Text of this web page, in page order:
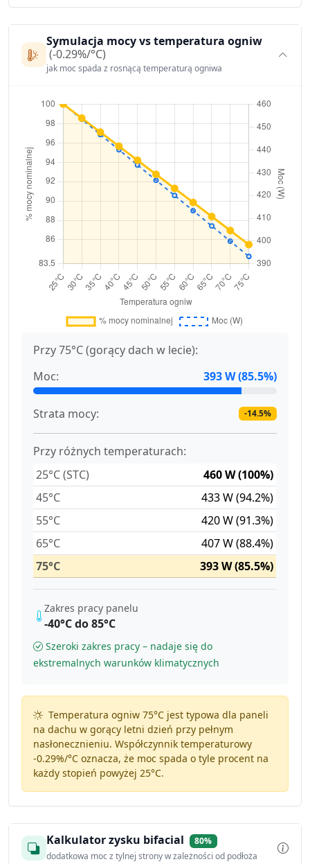
Symulacja mocy vs temperatura ogniw
(-0.29%/°C)
jak moc spada z rosnącą temperaturą ogniwa
Przy 75°C (gorący dach w lecie):
Moc:
393 W (85.5%)
Strata mocy: -14.5%
Przy różnych temperaturach:
25°C (STC)
460 W (100%)
45°C
433 W (94.2%)
55°C
420 W (91.3%)
65°C
407 W (88.4%)
75°C
393 W (85.5%)
Zakres pracy panelu
-40°C do 85°C
Szeroki zakres pracy – nadaje się do
ekstremalnych warunków klimatycznych
Temperatura ogniw 75°C jest typowa dla paneli
na dachu w gorący letni dzień przy pełnym
nasłonecznieniu. Współczynnik temperaturowy
-0.29%/°Coznacza, że moc spada o tyle procent na
każdy stopień powyżej 25°C.
Kalkulator zysku bifacial
80%
dodatkowa moc z tylnej strony w zależności od podłoża